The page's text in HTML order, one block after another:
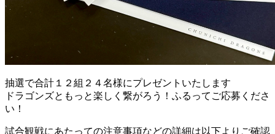
抽選で合計 １２組２４名様にプレゼントいたします
ドラゴンズともっと楽しく繋がろう！ふるってご応募くださ
い！
試合観戦にあたっての注意事項などの詳細は以下よりご確認